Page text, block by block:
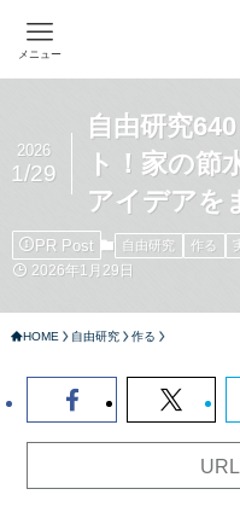
メニュー
自由研究
ト！家の節
アイデアを
2026
1/29
PR Post 自由研究 作る
2026年1月29日
HOME 自由研究 作る